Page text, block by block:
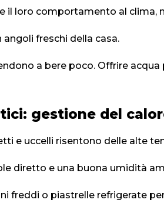
il loro comportamento al clima,
freschi della casa.
a bere poco. Offrire
gestione del
e uccelli risentono delle alte
diretto e una buona umidità
freddi o piastrelle refrigerate